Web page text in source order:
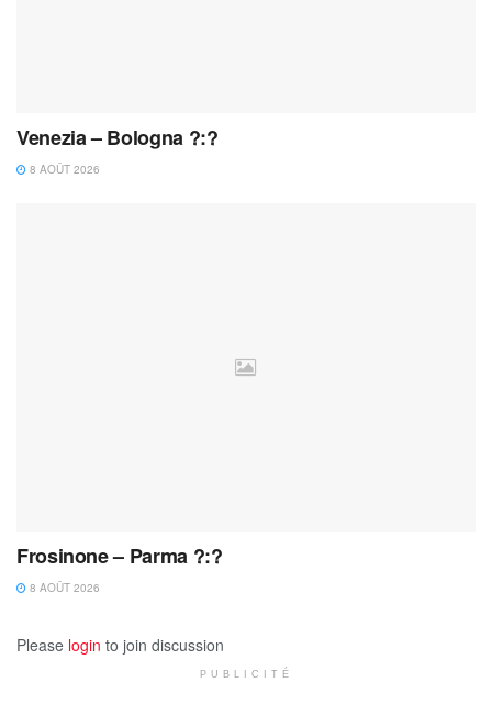
Venezia – Bologna ?:?
8 AOÛT 2026
Frosinone – Parma ?:?
8 AOÛT 2026
Please login to join discussion
PUBLICITÉ